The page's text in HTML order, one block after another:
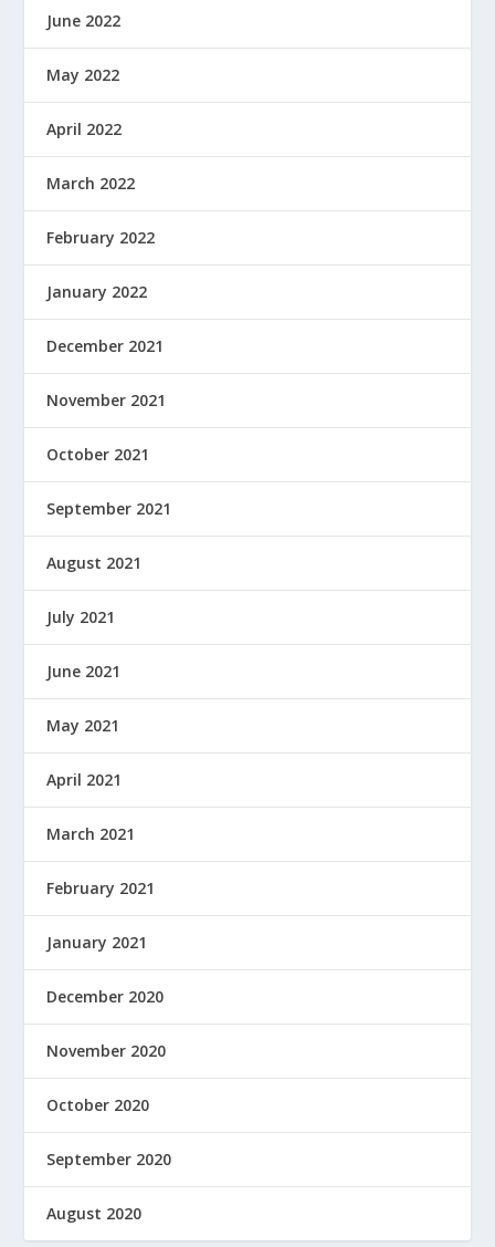
June 2022
May 2022
April 2022
March 2022
February 2022
January 2022
December 2021
November 2021
October 2021
September 2021
August 2021
July 2021
June 2021
May 2021
April 2021
March 2021
February 2021
January 2021
December 2020
November 2020
October 2020
September 2020
August 2020